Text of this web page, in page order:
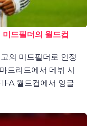
드필더의 월드컵
의 미드필더로 인정
드리드에서 데뷔 시
월드컵에서 잉글